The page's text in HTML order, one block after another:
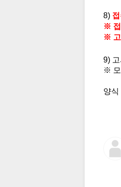
8)
※
※
9)
※
양